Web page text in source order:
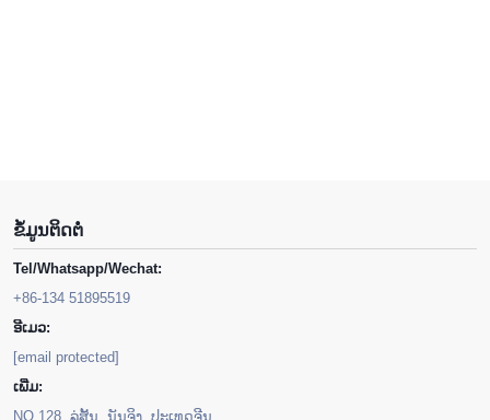
ຂໍ້ມູນຕິດຕໍ່
Tel/Whatsapp/Wechat:
+86-134 51895519
ອີເມວ:
[email protected]
ເພີ່ມ:
NO.128, ລູ່ສັ້ນ, ນັນຈິງ, ປະເທດຈີນ